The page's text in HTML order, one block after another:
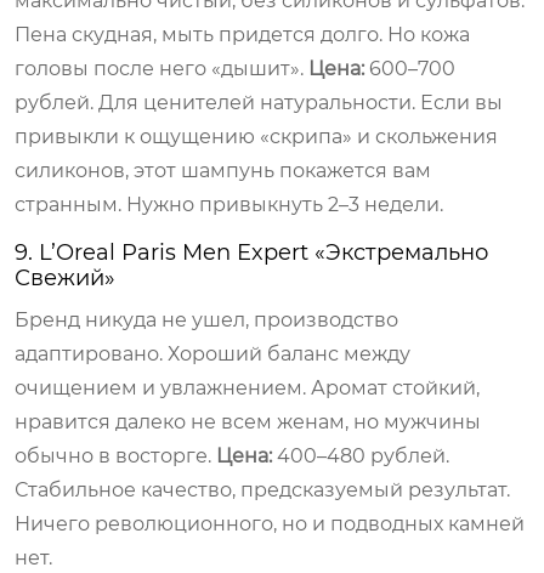
Пена скудная, мыть придется долго. Но кожа
головы после него «дышит». Цена: 600–700
рублей. Для ценителей натуральности. Если вы
привыкли к ощущению «скрипа» и скольжения
силиконов, этот шампунь покажется вам
странным. Нужно привыкнуть 2–3 недели.
9. L’Oreal Paris Men Expert «Экстремально
Свежий»
Бренд никуда не ушел, производство
адаптировано. Хороший баланс между
очищением и увлажнением. Аромат стойкий,
нравится далеко не всем женам, но мужчины
обычно в восторге. Цена: 400–480 рублей.
Стабильное качество, предсказуемый результат.
Ничего революционного, но и подводных камней
нет.